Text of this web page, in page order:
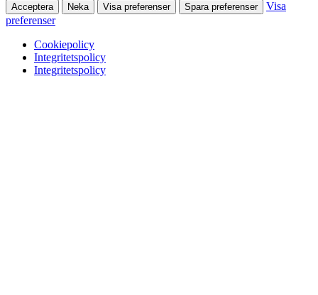
Acceptera Neka Visa preferenser Spara preferenser
Visa
preferenser
Cookiepolicy
Integritetspolicy
Integritetspolicy